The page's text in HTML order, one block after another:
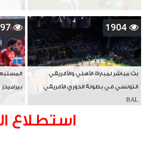
1904
بث مباشر لمباراة الأهلي والأفريقي
التونسي في بطولة الدوري الأفريقي
BAL
بيراميدز
استطلاع